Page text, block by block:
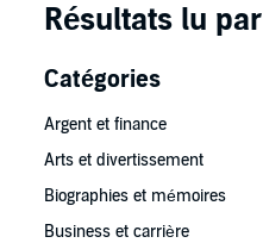
Résultats lu par
Catégories
Argent et finance
Arts et divertissement
Biographies et mémoires
Business et carrière